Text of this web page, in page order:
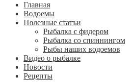
Главная
Водоемы
Полезные статъи
Рыбалка с фидером
Рыбалка со спиннингом
Рыбы наших водоемов
Видео о рыбалке
Новости
Рецепты